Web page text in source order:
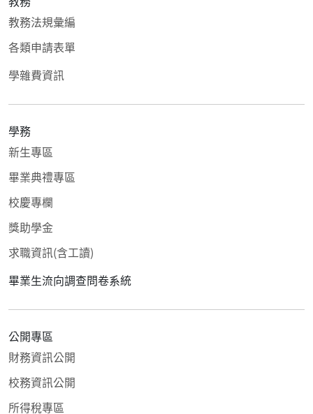
教務法規彙編
各類申請表單
學雜費資訊
學務
新生專區
畢業典禮專區
校慶專欄
獎助學金
求職資訊(含工讀)
畢業生流向調查問卷系統
公開專區
財務資訊公開
校務資訊公開
所得稅專區